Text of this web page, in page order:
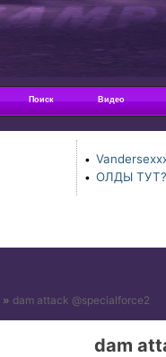
Поиск Видео
•
• ОЛДЫ
» dam attack @specialforce2
dam